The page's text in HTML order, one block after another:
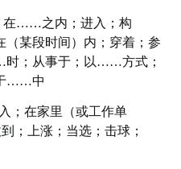
在……之内；进入；构
某段时间）内；穿着；参
；从事于；以……方式；
……中
；在家里（或工作单
；上涨；当选；击球；